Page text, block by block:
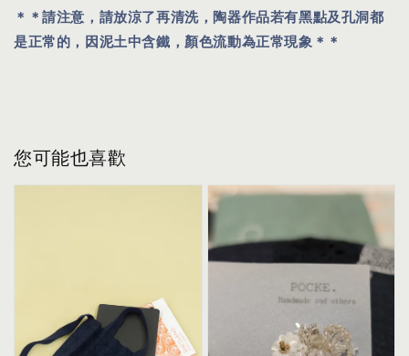
＊＊請注意，請放涼了再清洗，陶器作品若有黑點及孔洞都
是正常的，因泥土中含鐵，顏色流動為正常現象＊＊
您可能也喜歡